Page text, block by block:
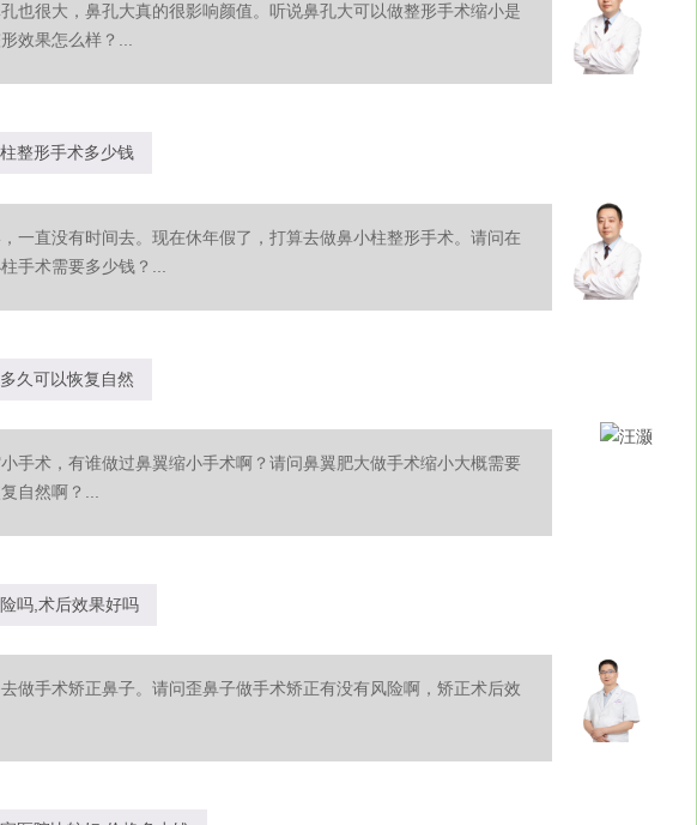
也很大，鼻孔大真的很影响颜值。听说鼻孔大可以做整形手术缩小是
效果怎么样？...
整形手术多少钱
一直没有时间去。现在休年假了，打算去做鼻小柱整形手术。请问在
手术需要多少钱？...
久可以恢复自然
手术，有谁做过鼻翼缩小手术啊？请问鼻翼肥大做手术缩小大概需要
自然啊？...
吗,术后效果好吗
做手术矫正鼻子。请问歪鼻子做手术矫正有没有风险啊，矫正术后效